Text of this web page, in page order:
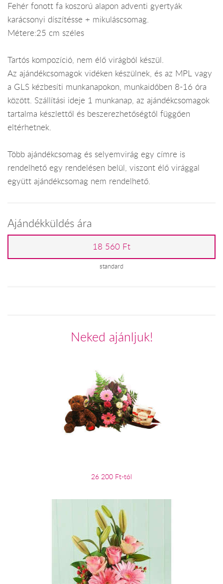
Fehér fonott fa koszorú alapon adventi gyertyák
karácsonyi díszítésse + mikuláscsomag.
Métere:25 cm széles
Tartós kompozíció, nem élő virágból készül.
Az ajándékcsomagok vidéken készülnek, és az MPL vagy
a GLS kézbesíti munkanapokon, munkaidőben 8-16 óra
között. Szállítási ideje 1 munkanap, az ajándékcsomagok
tartalma készlettől és beszerezhetőségtől függően
eltérhetnek.
Több ajándékcsomag és selyemvirág egy címre is
rendelhető egy rendelésen belül, viszont élő virággal
együtt ajándékcsomag nem rendelhető.
Ajándékküldés ára
18 560 Ft
standard
Neked ajánljuk!
26 200 Ft-tól